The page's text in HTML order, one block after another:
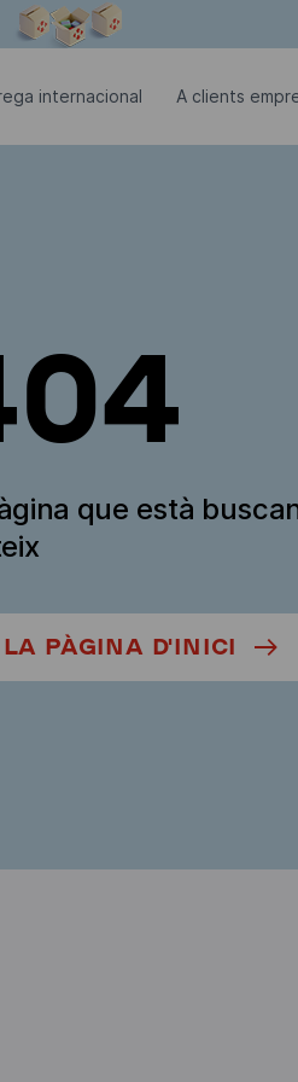
internacional A clients
que està
PÀGINA D'INICI